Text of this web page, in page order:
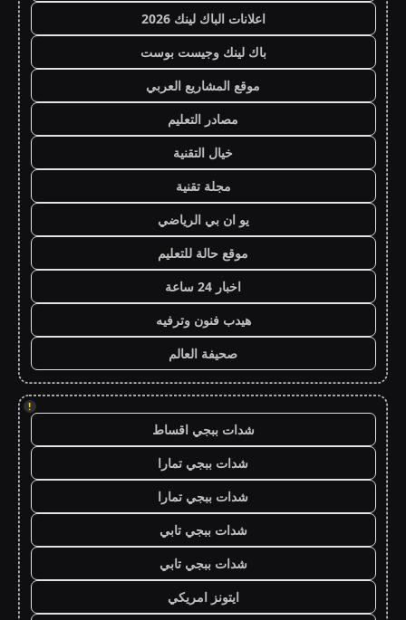
اعلانات الباك لينك 2026
باك لينك وجيست بوست
موقع المشاريع العربي
مصادر التعليم
خيال التقنية
مجلة تقنية
يو ان بي الرياضي
موقع حالة للتعليم
اخبار 24 ساعة
هيدب فنون وترفيه
صحيفة العالم
!
شدات ببجي اقساط
شدات ببجي تمارا
شدات ببجي تمارا
شدات ببجي تابي
شدات ببجي تابي
ايتونز امريكي